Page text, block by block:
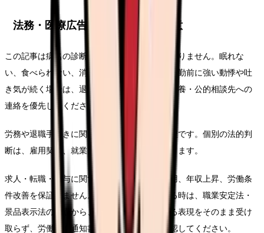
法務・医療広告・求人広告上の注意
この記事は病名の診断や治療方針の提示ではありません。眠れな
い、食べられない、消えたい気持ちがある、出勤前に強い動悸や吐
き気が続く場合は、退職判断より先に受診・休養・公的相談先への
連絡を優先してください。
労務や退職手続きに関わる部分は一般的な整理です。個別の法的判
断は、雇用契約、就業規則、事実関係で変わります。
求人・転職・給与に関する内容は、内定、採用、年収上昇、労働条
件改善を保証しません。求人票や紹介文を見る時は、職業安定法・
景品表示法の観点から、断定的に有利に見える表現をそのまま受け
取らず、労働条件通知書や面接で具体的に確認してください。